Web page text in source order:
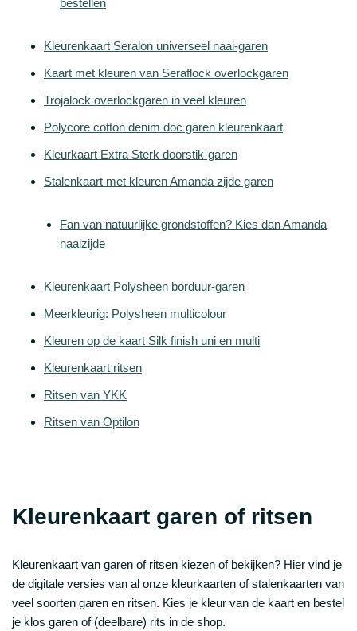
Kleurenkaart Seralon universeel naai-garen
Kaart met kleuren van Seraflock overlockgaren
Trojalock overlockgaren in veel kleuren
Polycore cotton denim doc garen kleurenkaart
Kleurkaart Extra Sterk doorstik-garen
Stalenkaart met kleuren Amanda zijde garen
Fan van natuurlijke grondstoffen? Kies dan Amanda
naaizijde
Kleurenkaart Polysheen borduur-garen
Meerkleurig: Polysheen multicolour
Kleuren op de kaart Silk finish uni en multi
Kleurenkaart ritsen
Ritsen van YKK
Ritsen van Optilon
Kleurenkaart garen of ritsen
Kleurenkaart van garen of ritsen kiezen of bekijken? Hier vind je
de digitale versies van al onze kleurkaarten of stalenkaarten van
veel soorten garen en ritsen. Kies je kleur van de kaart en bestel
je klos garen of (deelbare) rits in de shop.